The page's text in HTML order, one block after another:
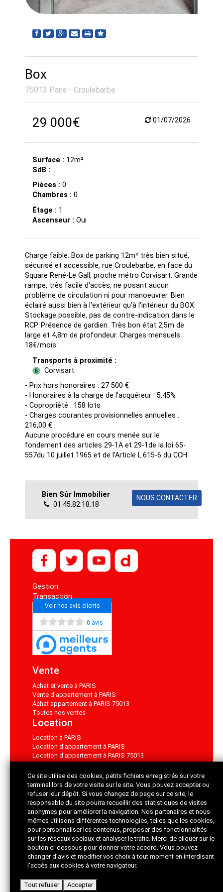
Ce site utilise des cookies, petits fichiers enregistrés sur votre
terminal lors de votre visite sur le site. Vous pouvez accepter ou
refuser leur dépôt. Si vous changez de page sur ce site, le
responsable du site pourra recueillir des statistiques de visites
anonymes pour améliorer la navigation. Nos partenaires et nous-
mêmes utilisons différentes technologies, telles que les cookies,
pour personnaliser les contenus, proposer des fonctionnalités
sur les réseaux sociaux et analyser le trafic. Merci de cliquer sur le
bouton ci-dessous pour donner votre accord. Vous pouvez
changer d’avis et modifier vos choix à tout moment en interdisant
l'accès aux cookies à votre navigateur.
Tout refuser Accepter
Box
29 000€
Surface :
Pièces :0
Étage :1
Charge faible. Box de parking 12m² très bien situé,
sécurisé et accessible, rue Croulebarbe, en face du
Square René-Le Gall, proche métro Corvisart. Grande
rampe, très facile d'accès, ne posant aucun
problème de circulation ni pour manoeuvrer. Bien
éclairé aussi bien à l'extérieur qu'à l'intérieur du BOX.
Stockage possible, pas de contre-indication dans le
RCP. Présence de gardien. Très bon état 2,5m de
large et 4,8m de profondeur. Charges mensuels :
Transports à proximité :
- Prix hors honoraires : 27 500 €
- Honoraires à la charge de l'acquéreur : 5,45%
- Copropriété : 158 lots
- Charges courantes provisionnelles annuelles :
216,00 €
Aucune procédure en cours menée sur le
fondement des articles 29-1A et 29-1de la loi 65-
Bien Sûr Immobilier
NOUS CONTACTER
Gestion
Transaction
Voir nos avis clients
0 avis
Achat et vente à PARIS
Vente d'appartement à PARIS
Achat appartement à PARIS 75013
Toutes nos ventes
Location
Location à PARIS
Location d'appartement à PARIS
Location d'appartement à PARIS 75013
Toutes nos locations
À propos
Contact
Mentions légales
Nos partenaires
Nos honoraires
© 2026 Bien Sûr
Immobilier
9 Place d'italie - 75013
01.45.82.18.18 •E-mail
partagimmo.fr